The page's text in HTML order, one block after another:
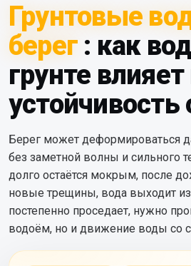
Грунтовые
берег : как
грунте влияет
устойчивость
Берег может деформироваться
без заметной волны и сильного
долго остаётся мокрым, после
новые трещины, вода выходит из
постепенно проседает, нужно
водоём, но и движение воды со